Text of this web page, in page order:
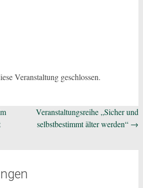
Veranstaltung geschlossen.
Veranstaltungsreihe „Sicher und
selbstbestimmt älter werden“ →